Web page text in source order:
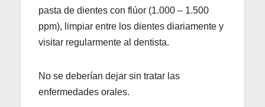
pasta de dientes con flúor (1.000 – 1.500
ppm), limpiar entre los dientes diariamente y
visitar regularmente al dentista.
No se deberían dejar sin tratar las
enfermedades orales.